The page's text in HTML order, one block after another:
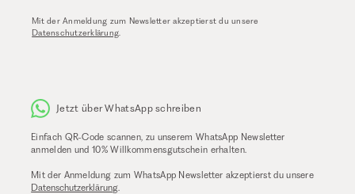
Mit der Anmeldung zum Newsletter akzeptierst du unsere
Datenschutzerklärung
Jetzt über WhatsApp schreiben
Einfach QR-Code scannen, zu unserem WhatsApp Newsletter
anmelden und 10% Willkommensgutschein erhalten.
Mit der Anmeldung zum WhatsApp Newsletter akzeptierst du unsere
Datenschutzerklärung